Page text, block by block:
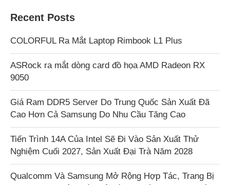
Recent Posts
COLORFUL Ra Mắt Laptop Rimbook L1 Plus
ASRock ra mắt dòng card đồ họa AMD Radeon RX
9050
Giá Ram DDR5 Server Do Trung Quốc Sản Xuất Đã
Cao Hơn Cả Samsung Do Nhu Cầu Tăng Cao
Tiến Trình 14A Của Intel Sẽ Đi Vào Sản Xuất Thử
Nghiệm Cuối 2027, Sản Xuất Đại Trà Năm 2028
Qualcomm Và Samsung Mở Rộng Hợp Tác, Trang Bị